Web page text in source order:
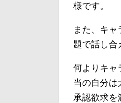
様です。
また、キ
題で話し合
何よりキャ
当の自分は
承認欲求を